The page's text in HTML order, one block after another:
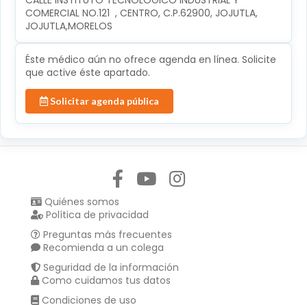
COMERCIAL NO.121  , CENTRO, C.P.62900, JOJUTLA,
JOJUTLA,MORELOS
Éste médico aún no ofrece agenda en línea. Solicite
que active éste apartado.
Solicitar agenda pública
Quiénes somos
Política de privacidad
Preguntas más frecuentes
Recomienda a un colega
Seguridad de la información
Como cuidamos tus datos
Condiciones de uso